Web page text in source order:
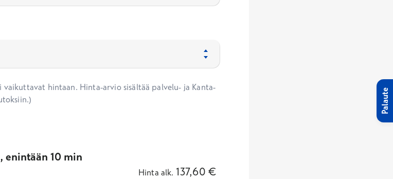
hintaan. Hinta-arvio sisältää palvelu- ja Kanta-
enintään 10 min
Hinta alk. 137,60 €
Palaute